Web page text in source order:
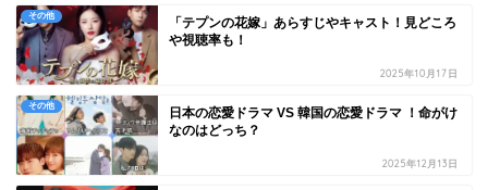
その他
「テプンの花嫁」あらすじやキャスト！見どころ
や視聴率も！
2025年10月17日
その他
日本の恋愛ドラマ VS 韓国の恋愛ドラマ ！命がけ
なのはどっち？
2025年12月13日